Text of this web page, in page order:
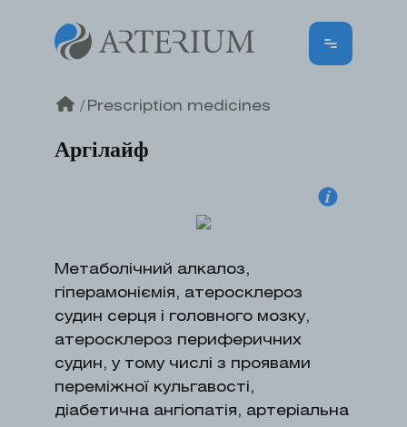
/ Prescription medicines
Аргілайф
Метаболічний алкалоз,
гіперамоніємія, атеросклероз
судин серця і головного мозку,
атеросклероз периферичних
судин, у тому числі з проявами
переміжної кульгавості,
діабетична ангіопатія, артеріальна